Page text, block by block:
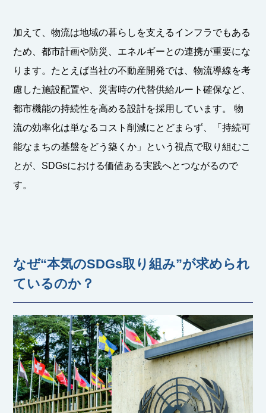
加えて、物流は地域の暮らしを支えるインフラでもある
ため、都市計画や防災、エネルギーとの連携が重要にな
ります。たとえば当社の不動産開発では、物流導線を考
慮した施設配置や、災害時の代替供給ルート確保など、
都市機能の持続性を高める設計を採用しています。 物
流の効率化は単なるコスト削減にとどまらず、「持続可
能なまちの基盤をどう築くか」という視点で取り組むこ
とが、SDGsにおける価値ある実践へとつながるので
す。
なぜ“本気のSDGs取り組み”が求められ
ているのか？